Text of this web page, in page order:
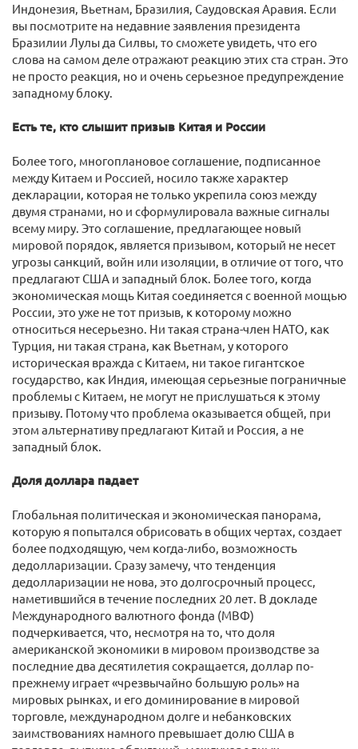
Индонезия, Вьетнам, Бразилия, Саудовская Аравия. Если
вы посмотрите на недавние заявления президента
Бразилии Лулы да Силвы, то сможете увидеть, что его
слова на самом деле отражают реакцию этих ста стран. Это
не просто реакция, но и очень серьезное предупреждение
западному блоку.
Есть те, кто слышит призыв Китая и России
Более того, многоплановое соглашение, подписанное
между Китаем и Россией, носило также характер
декларации, которая не только укрепила союз между
двумя странами, но и сформулировала важные сигналы
всему миру. Это соглашение, предлагающее новый
мировой порядок, является призывом, который не несет
угрозы санкций, войн или изоляции, в отличие от того, что
предлагают США и западный блок. Более того, когда
экономическая мощь Китая соединяется с военной мощью
России, это уже не тот призыв, к которому можно
относиться несерьезно. Ни такая страна-член НАТО, как
Турция, ни такая страна, как Вьетнам, у которого
историческая вражда с Китаем, ни такое гигантское
государство, как Индия, имеющая серьезные пограничные
проблемы с Китаем, не могут не прислушаться к этому
призыву. Потому что проблема оказывается общей, при
этом альтернативу предлагают Китай и Россия, а не
западный блок.
Доля доллара падает
Глобальная политическая и экономическая панорама,
которую я попытался обрисовать в общих чертах, создает
более подходящую, чем когда-либо, возможность
дедолларизации. Сразу замечу, что тенденция
дедолларизации не нова, это долгосрочный процесс,
наметившийся в течение последних 20 лет. В докладе
Международного валютного фонда (МВФ)
подчеркивается, что, несмотря на то, что доля
американской экономики в мировом производстве за
последние два десятилетия сокращается, доллар по-
прежнему играет «чрезвычайно большую роль» на
мировых рынках, и его доминирование в мировой
торговле, международном долге и небанковских
заимствованиях намного превышает долю США в